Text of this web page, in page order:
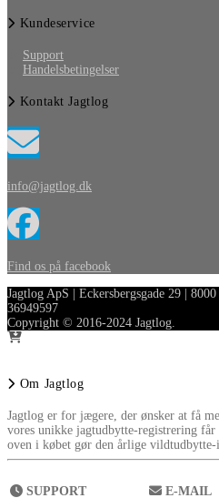
Kundeservice
Support
Handelsbetingelser
Kontakt Jagtlog
info@jagtlog.dk
Find os på facebook
Jagtlog ApS | Eckersbergsgade 29 |
36949597
Copyright © 2016-2024 Jagtlog.
Om Jagtlog
Jagtlog er for jægere, der ønsker at få
vores unikke jagtudbytte-registrering
oven i købet gør den årlige
SUPPORT E-MAIL